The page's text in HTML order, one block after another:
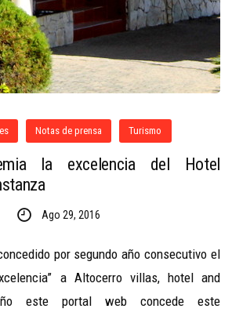
Notas de prensa Turismo
la excelencia del Hotel
Ago 29, 2016
por segundo año consecutivo el
a Altocerro villas, hotel and
este portal web concede este